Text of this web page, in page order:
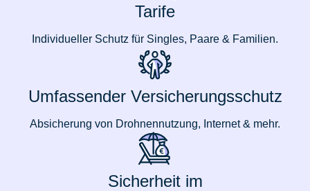
Tarife
Individueller Schutz für Singles, Paare & Familien.
Umfassender Versicherungsschutz
Absicherung von Drohnennutzung, Internet & mehr.
Sicherheit im